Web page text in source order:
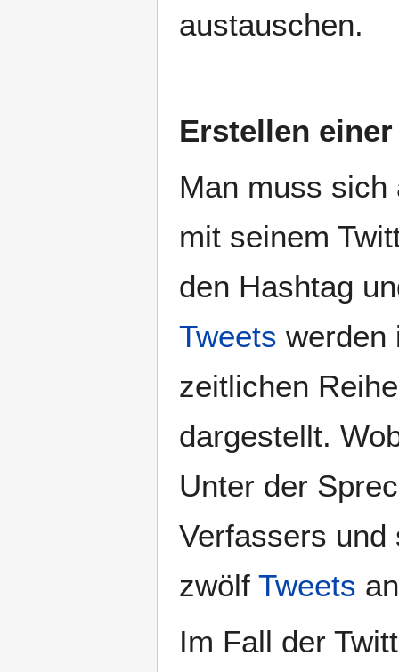
austauschen.
Erstellen
Man muss sich
mit seinem
den Hashtag
Tweets werden
zeitlichen
dargestellt.
Unter der
Verfassers und
zwölf Tweets
Im Fall der